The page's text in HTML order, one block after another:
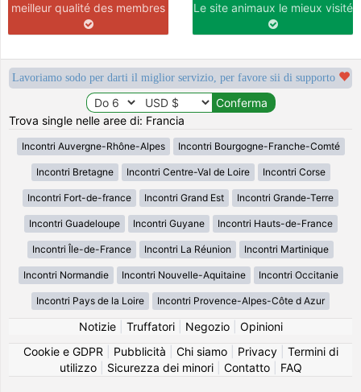
meilleur qualité des membres Le site animaux le mieux visité
Lavoriamo sodo per darti il miglior servizio, per favore sii di supporto
Trova single nelle aree di: Francia
Incontri Auvergne-Rhône-Alpes Incontri Bourgogne-Franche-Comté
Incontri Bretagne Incontri Centre-Val de Loire Incontri Corse
Incontri Fort-de-france Incontri Grand Est Incontri Grande-Terre
Incontri Guadeloupe Incontri Guyane Incontri Hauts-de-France
Incontri Île-de-France Incontri La Réunion Incontri Martinique
Incontri Normandie Incontri Nouvelle-Aquitaine Incontri Occitanie
Incontri Pays de la Loire Incontri Provence-Alpes-Côte d Azur
Notizie| Truffatori| Negozio| Opinioni
Cookie e GDPR
Pubblicità Chi siamo| Privacy| Termini di
utilizzo| Sicurezza dei minori| Contatto| FAQ